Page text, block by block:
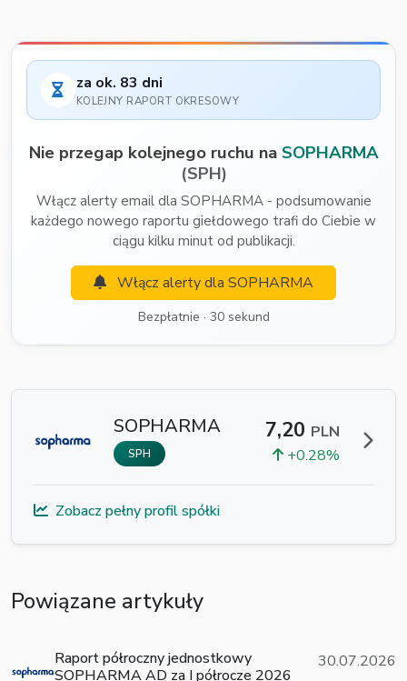
za ok. 83 dni
KOLEJNY RAPORT OKRESOWY
Nie przegap kolejnego ruchu na SOPHARMA
(SPH)
Włącz alerty email dla SOPHARMA - podsumowanie
każdego nowego raportu giełdowego trafi do Ciebie w
ciągu kilku minut od publikacji.
Włącz alerty dla SOPHARMA
Bezpłatnie · 30 sekund
SOPHARMA
SPH
7,20 PLN
+0.28%
Zobacz pełny profil spółki
Powiązane artykuły
Raport półroczny jednostkowy
SOPHARMA AD za I półrocze 2026
30.07.2026